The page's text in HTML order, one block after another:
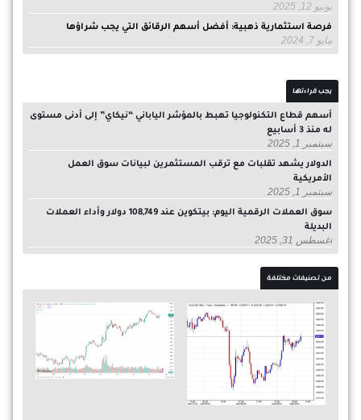
يونيو 12, 2025
فرصة استثمارية ذهبية: أفضل أسهم الرقائق التي يجب شراؤها
مايو 7, 2024
يجب قراءتها
أسهم قطاع التكنولوجيا تهبط بالمؤشر الياباني “نيكاي” إلى أدنى مستوى
له منذ 3 أسابيع
سبتمبر 1, 2025
الدولار يشهد تقلبات مع ترقب المستثمرين لبيانات سوق العمل
الأمريكية
سبتمبر 1, 2025
سوق العملات الرقمية اليوم: بيتكوين عند 108,749 دولار وأداء العملات
البديلة
أغسطس 31, 2025
من تصنيفات مختلفة